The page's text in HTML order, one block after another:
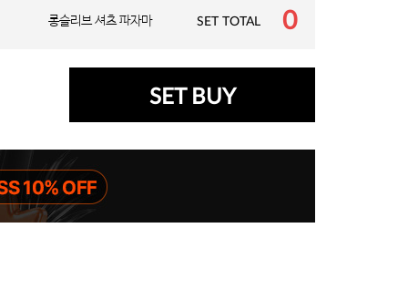
롱슬리브 셔츠 파자마 SET TOTAL 0
SET BUY